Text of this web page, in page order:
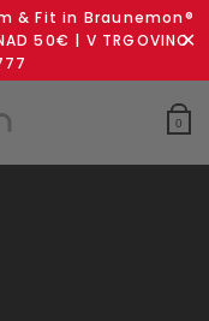
& Fit in Braunemon®
50€ | V TRGOVINO
✕
0